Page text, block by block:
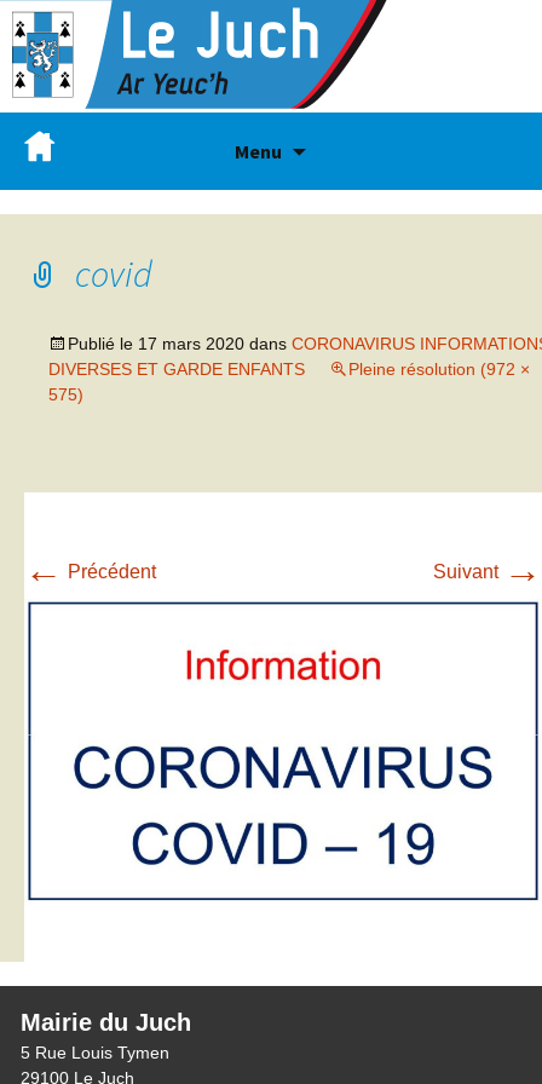
Menu
covid
Publié le 17 mars 2020 dans CORONAVIRUS
DIVERSES ET GARDE ENFANTS
Pleine résolution (972 ×
575)
← Précédent Suivant →
Mairie du Juch
5 Rue Louis Tymen
29100 Le Juch